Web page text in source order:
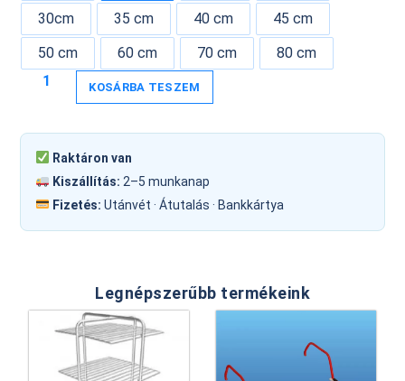
30cm
35 cm 40 cm
45 cm
50 cm
60 cm 70 cm 80 cm
KOSÁRBA TESZEM
Raktáron van
Kiszállítás: 2–5 munkanap
Fizetés: Utánvét · Átutalás · Bankkártya
Legnépszerűbb termékeink